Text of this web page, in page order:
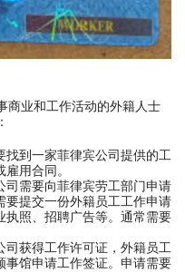
商业和工作活动的外籍人士
到一家菲律宾公司提供的工
用合同。
需要向菲律宾劳工部门申请
提交一份外籍员工工作申请
照、招聘广告等。通常需要
获得工作许可证，外籍员工
馆申请工作签证。申请需要